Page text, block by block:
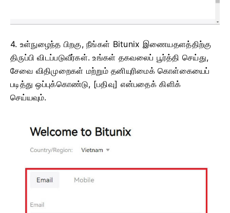
4. உள்நுழைந்த பிறகு, நீங்கள் Bitunix இணையதளத்திற்கு
திருப்பி விடப்படுவீர்கள்.உங்கள் தகவலைப் பூர்த்தி செய்து,
சேவை விதிமுறைகள் மற்றும் தனியுரிமைக் கொள்கையைப்
படித்து ஒப்புக்கொண்டு, [பதிவு] என்பதைக் கிளிக்
செய்யவும்.